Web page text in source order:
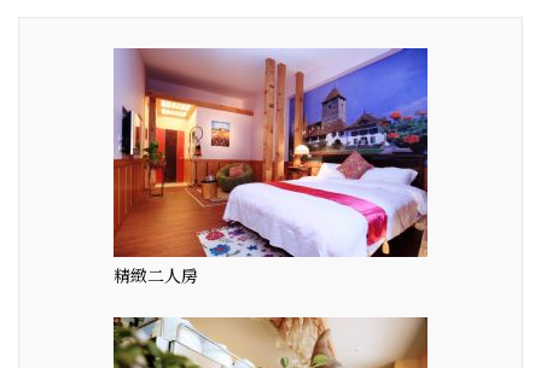
精緻二人房